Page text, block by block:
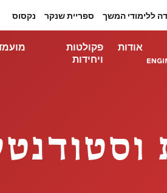
ללימודי המשך ספריית שנקר נקסוס
אודות
פקולטות
ויחידות